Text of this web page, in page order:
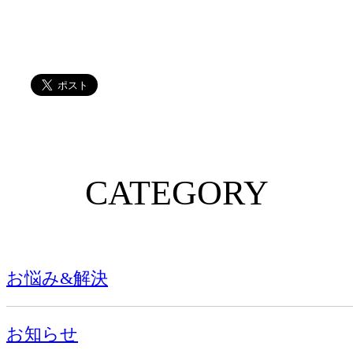
CATEGORY
お悩み&解決
お知らせ